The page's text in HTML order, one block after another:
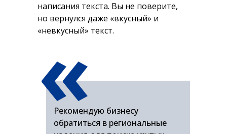
написания текста. Вы не поверите,
но вернулся даже «вкусный» и
«невкусный» текст.
На фоне неоднозначных отношений
с копирайтингом, бизнесу актуально
в своих проектах иметь
сотрудников, которые «распознают»
тексты ИИ, редакторов, способных
Рекомендую бизнесу
обратиться в региональные
«